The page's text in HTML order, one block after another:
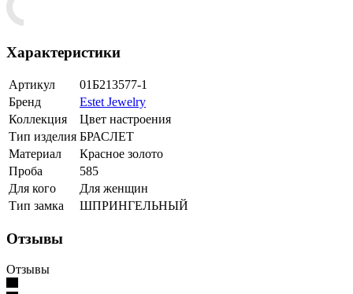
Характеристики
Артикул
01Б213577-1
Бренд
Estet Jewelry
Коллекция
Цвет настроения
Тип изделия БРАСЛЕТ
Материал
Красное золото
Проба
585
Для кого
Для женщин
Тип замка
ШПРИНГЕЛЬНЫЙ
Отзывы
Отзывы